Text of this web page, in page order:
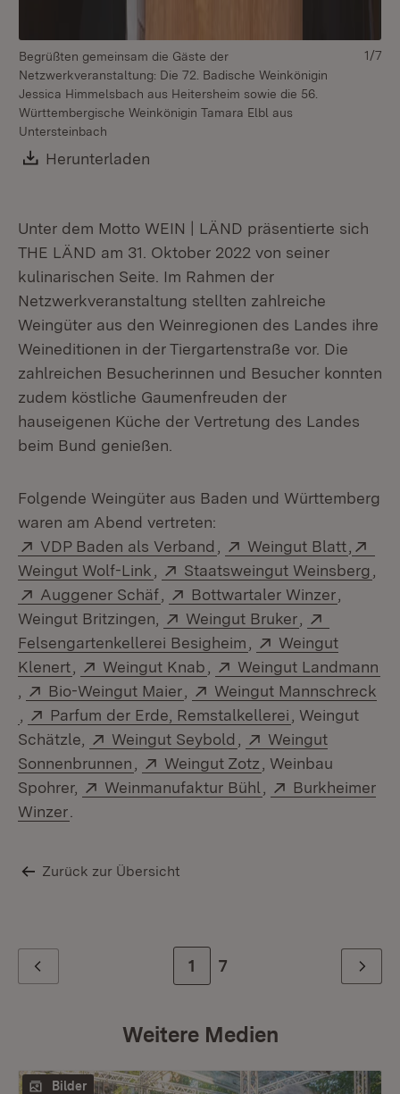
Begrüßten gemeinsam die Gäste der
Netzwerkveranstaltung: Die 72. Badische Weinkönigin
Jessica Himmelsbach aus Heitersheim sowie die 56.
Württembergische Weinkönigin Tamara Elbl aus
Untersteinbach
Download:
Herunterladen
1/7
Unter dem Motto WEIN | LÄND präsentierte sich
THE LÄND am 31. Oktober 2022 von seiner
kulinarischen Seite. Im Rahmen der
Netzwerkveranstaltung stellten zahlreiche
Weingüter aus den Weinregionen des Landes ihre
Weineditionen in der Tiergartenstraße vor. Die
zahlreichen Besucherinnen und Besucher konnten
zudem köstliche Gaumenfreuden der
hauseigenen Küche der Vertretung des Landes
beim Bund genießen.
Folgende Weingüter aus Baden und Württemberg
waren am Abend vertreten:
Extern:
VDP Baden als Verband (Öffnet in neuem
Extern:
Weingut Blatt
Weingut Wolf-Link (Öffnet in neuem Fenster)
Extern:
Staatsweingut Weinsberg
Extern:
Auggener Schäf (Öffnet in neuem Fenster)
Extern:
Bottwartaler Winzer
Weingut Britzingen,
Extern:
Weingut Bruker (Öffnet in
Felsengartenkellerei Besigheim (Öffnet in neuem
Extern:
Weingut
Klenert (Öffnet in neuem Fenster)
Extern:
Weingut Knab (Öffnet in neuem Fenster)
Extern:
Weingut Landmann
Extern:
Bio-Weingut Maier (Öffnet in neuem Fenster)
Extern:
Weingut Mannschreck
(Öffnet in neuem Fenster)
Extern:
Parfum der Erde, Remstalkellerei (Öffnet in
, Weingut
Schätzle,
Extern:
Weingut Seybold (Öffnet in neuem
Extern:
Weingut
Sonnenbrunnen (Öffnet in neuem Fenster)
Extern:
Weingut Zotz (Öffnet in neuem
, Weinbau
Spohrer,
Extern:
Weinmanufaktur Bühl (Öffnet in neuem
Extern:
Burkheimer
Winzer
Zurück zur Übersicht
Zur Seite
1 Zur letzten Seite
7 Weiter
Weitere Medien
Bilder